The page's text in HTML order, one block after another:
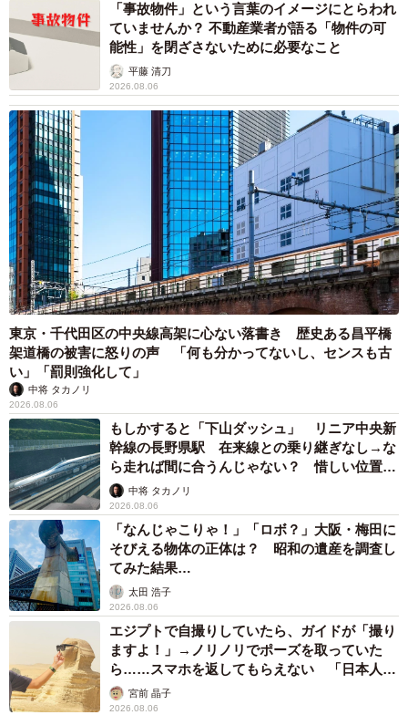
ットを紙袋に詰めてコンビニに向かい、ちゅーると紙皿を
買って現場に戻ったところ、まだ同じ場所でこまめが鳴い
ていました。いてくれて本当に良かったです」
１時間かけて様子を見ながら保護、傷だらけに
ーーどうやって保護したのですか？
「ちゅーるを出した紙皿を置き、少し離れては食べに来る
こまめを見つめ、徐々に距離を詰めて、１時間ほど経って
慣れてきたところで、ちゅーるに夢中になっている隙に陸
橋の柵の間から手を伸ばし、首の後ろをつかんで洗濯ネッ
トに入れ、バスタオルで包んで保護しました。
とにかく警戒心が強く、私が近づく度に反対側の支柱に逃
げてしまうため、保護は無理なのでは…と心が折れそうで
したが、出したごはん（ちゅーる）にものすごい勢いで食
いついて来たので、余程おなかが空いていたのだと思いま
す。背中はほぼ骨で、つかむ場所にも困るくらいガリガリ
でした」
ーー猫の習性をよくご存知だから保護できたのかも。
「子どもの頃、実家の近所にたくさん野良猫がいたので、
昔からしょっちゅう、なでたりじゃれたりして遊んでいま
した。あとは、猫のことが大好きで、猫と近い距離で育っ
たからこそ、その気配には敏感なのかもしれません。すべ
て偶然、その日その時その場所にいたから出会えたご縁な
ので、運命だと思います。ありがたいですね」
「事故物件」という言葉のイメージにとらわれ
ていませんか？ 不動産業者が語る「物件の可
能性」を閉ざさないために必要なこと
平藤 清刀
2026.08.06
東京・千代田区の中央線高架に心ない落書き 歴史ある昌平橋
架道橋の被害に怒りの声 「何も分かってないし、センスも古
い」「罰則強化して」
中将 タカノリ
2026.08.06
もしかすると「下山ダッシュ」 リニア中央新
幹線の長野県駅 在来線との乗り継ぎなし→な
ら走れば間に合うんじゃない？ 惜しい位置関
係が反響
中将 タカノリ
2026.08.06
「なんじゃこりゃ！」「ロボ？」大阪・梅田に
そびえる物体の正体は？ 昭和の遺産を調査し
てみた結果…
太田 浩子
2026.08.06
エジプトで自撮りしていたら、ガイドが「撮り
ますよ！」→ノリノリでポーズを取っていた
ら……スマホを返してもらえない 「日本人は
カモ代表かも」「私は6時間で3万円払った」
宮前 晶子
2026.08.06